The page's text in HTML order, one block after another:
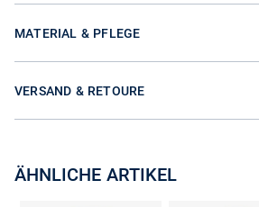
MATERIAL & PFLEGE
VERSAND & RETOURE
ÄHNLICHE ARTIKEL